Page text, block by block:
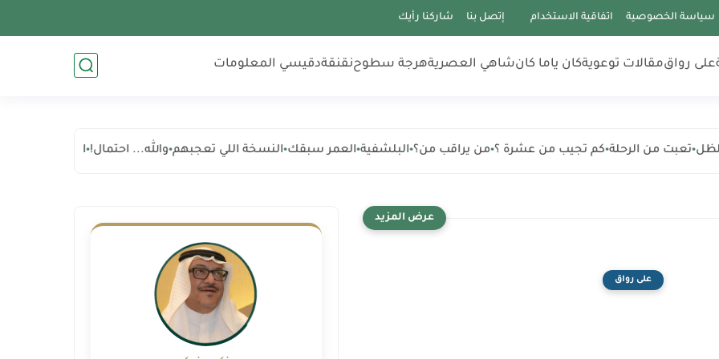
سياسة الخصوصية اتفاقية الاستخدام إتصل بنا شاركنا رأيك
على رواقمقالات توعويةكان ياما كانشاهي العصريةهرجة سطوحنقنقةدقيسي المعلومات
•تعبت من الرحلة•كم تجيب من عشرة ؟•من يراقب من؟•البلشفية•العمر سبقك•النسخة اللي تعجبهم•والله... احتمال!•ابدأ... والطريق
على رواق